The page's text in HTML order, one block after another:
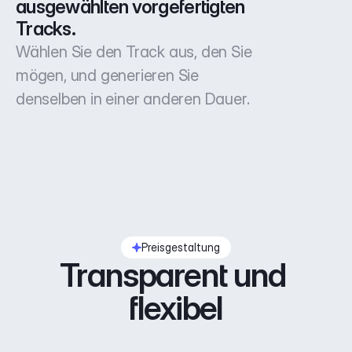
ausgewählten vorgefertigten
Tracks.
Wählen Sie den Track aus, den Sie
mögen, und generieren Sie
denselben in einer anderen Dauer.
Preisgestaltung
Transparent und
flexibel